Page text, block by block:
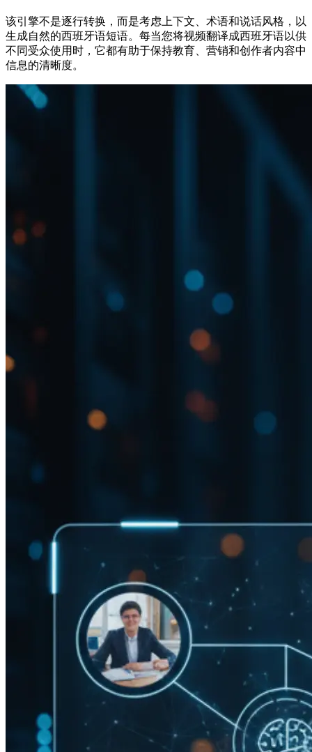
该引擎不是逐行转换，而是考虑上下文、术语和说话风格，以
生成自然的西班牙语短语。每当您将视频翻译成西班牙语以供
不同受众使用时，它都有助于保持教育、营销和创作者内容中
信息的清晰度。